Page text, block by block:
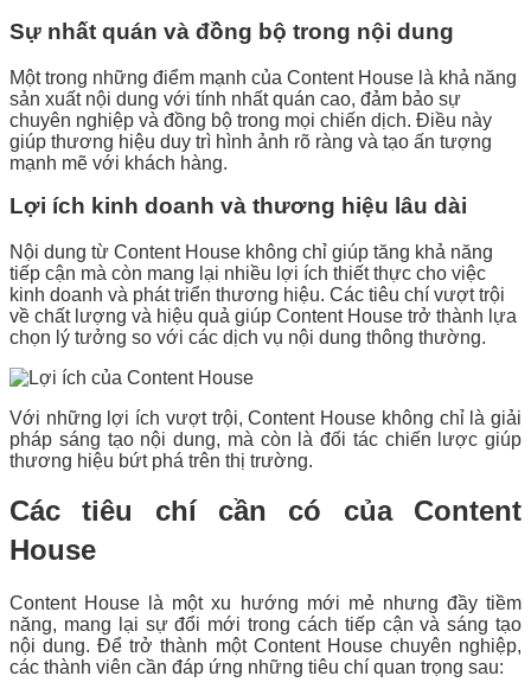
Sự nhất quán và đồng bộ trong nội dung
Một trong những điểm mạnh của Content House là khả năng
sản xuất nội dung với tính nhất quán cao, đảm bảo sự
chuyên nghiệp và đồng bộ trong mọi chiến dịch. Điều này
giúp thương hiệu duy trì hình ảnh rõ ràng và tạo ấn tượng
mạnh mẽ với khách hàng.
Lợi ích kinh doanh và thương hiệu lâu dài
Nội dung từ Content House không chỉ giúp tăng khả năng
tiếp cận mà còn mang lại nhiều lợi ích thiết thực cho việc
kinh doanh và phát triển thương hiệu. Các tiêu chí vượt trội
về chất lượng và hiệu quả giúp Content House trở thành lựa
chọn lý tưởng so với các dịch vụ nội dung thông thường.
Với những lợi ích vượt trội, Content House không chỉ là giải
pháp sáng tạo nội dung, mà còn là đối tác chiến lược giúp
thương hiệu bứt phá trên thị trường.
Các tiêu chí cần có của Content
House
Content House là một xu hướng mới mẻ nhưng đầy tiềm
năng, mang lại sự đổi mới trong cách tiếp cận và sáng tạo
nội dung. Để trở thành một Content House chuyên nghiệp,
các thành viên cần đáp ứng những tiêu chí quan trọng sau: